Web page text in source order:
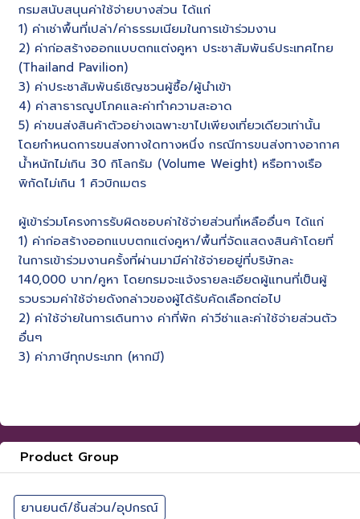
กรมสนับสนุนค่าใช้จ่ายบางส่วน ได้แก่
1) ค่าเช่าพื้นที่เปล่า/ค่าธรรมเนียมในการเข้าร่วมงาน
2) ค่าก่อสร้างออกแบบตกแต่งคูหา ประชาสัมพันธ์ประเทศไทย
(Thailand Pavilion)
3) ค่าประชาสัมพันธ์เชิญชวนผู้ซื้อ/ผู้นำเข้า
4) ค่าสาธารณูปโภคและค่าทำความสะอาด
5) ค่าขนส่งสินค้าตัวอย่างเฉพาะขาไปเพียงเที่ยวเดียวเท่านั้น
โดยกำหนดการขนส่งทางใดทางหนึ่ง กรณีการขนส่งทางอากาศ
น้ำหนักไม่เกิน 30 กิโลกรัม (Volume Weight) หรือทางเรือ
พิกัดไม่เกิน 1 คิวบิกเมตร
ผู้เข้าร่วมโครงการรับผิดชอบค่าใช้จ่ายส่วนที่เหลืออื่นๆ ได้แก่
1) ค่าก่อสร้างออกแบบตกแต่งคูหา/พื้นที่จัดแสดงสินค้าโดยที่
ในการเข้าร่วมงานครั้งที่ผ่านมามีค่าใช้จ่ายอยู่ที่บริษัทละ
140,000 บาท/คูหา โดยกรมจะแจ้งรายละเอียดผู้แทนที่เป็นผู้
รวบรวมค่าใช้จ่ายดังกล่าวของผู้ได้รับคัดเลือกต่อไป
2) ค่าใช้จ่ายในการเดินทาง ค่าที่พัก ค่าวีซ่าและค่าใช้จ่ายส่วนตัว
อื่นๆ
3) ค่าภาษีทุกประเภท (หากมี)
Product Group
ยานยนต์/ชิ้นส่วน/อุปกรณ์